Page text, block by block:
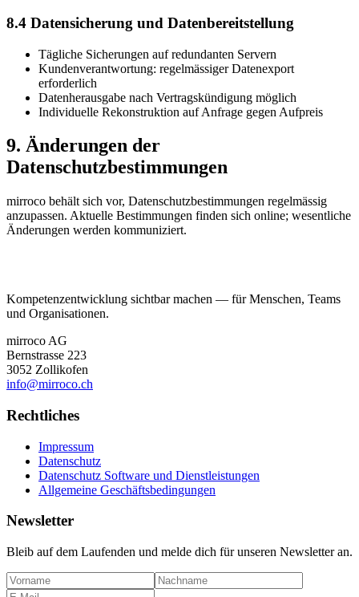
8.4 Datensicherung und Datenbereitstellung
Tägliche Sicherungen auf redundanten Servern
Kundenverantwortung: regelmässiger Datenexport
erforderlich
Datenherausgabe nach Vertragskündigung möglich
Individuelle Rekonstruktion auf Anfrage gegen Aufpreis
9. Änderungen der
Datenschutzbestimmungen
mirroco behält sich vor, Datenschutzbestimmungen regelmässig
anzupassen. Aktuelle Bestimmungen finden sich online; wesentliche
Änderungen werden kommuniziert.
Kompetenzentwicklung sichtbar machen — für Menschen, Teams
und Organisationen.
mirroco AG
Bernstrasse 223
3052 Zollikofen
info@mirroco.ch
Rechtliches
Impressum
Datenschutz
Datenschutz Software und Dienstleistungen
Allgemeine Geschäftsbedingungen
Newsletter
Bleib auf dem Laufenden und melde dich für unseren Newsletter an.